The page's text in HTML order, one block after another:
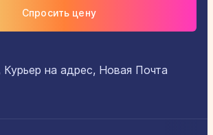
Спросить цену
на адрес, Новая Почта